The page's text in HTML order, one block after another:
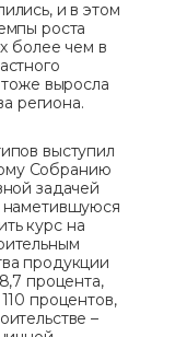
и в этом
роста
более чем в
выросла
региона.
выступил
Собранию
задачей
наметившуюся
курс на
продукции
процента,
процентов,
–